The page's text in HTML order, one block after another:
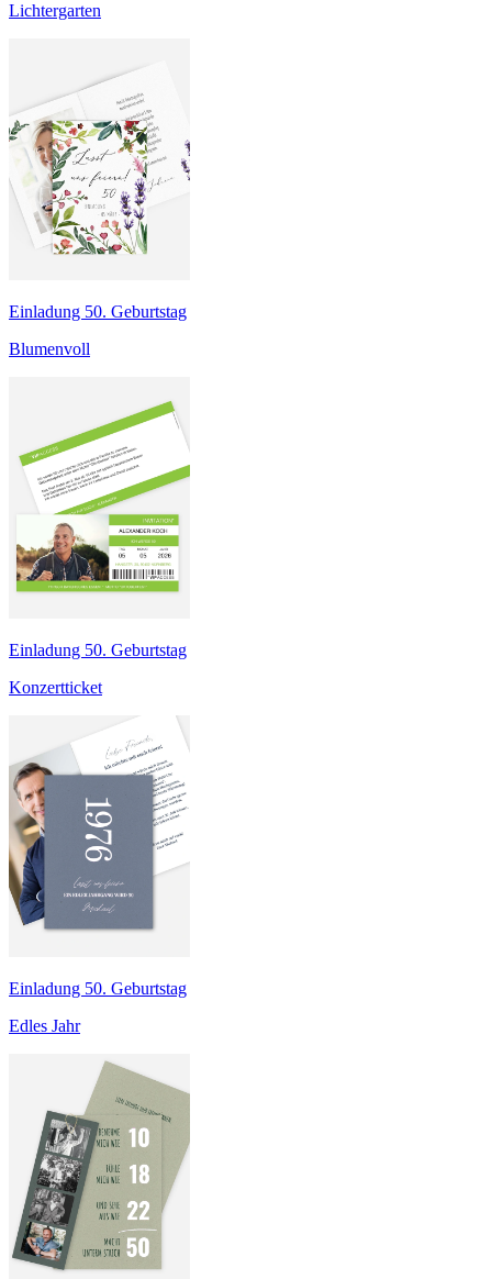
Lichtergarten
Einladung 50. Geburtstag
Blumenvoll
Einladung 50. Geburtstag
Konzertticket
Einladung 50. Geburtstag
Edles Jahr